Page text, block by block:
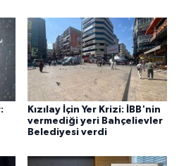
Kızılay İçin Yer Krizi: İBB'nin
vermediği yeri Bahçelievler
Belediyesi verdi